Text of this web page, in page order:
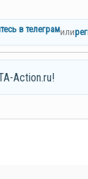
в телеграмили
Action.ru!